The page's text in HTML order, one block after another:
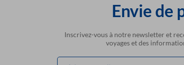
Envie de
Inscrivez-vous à notre newsletter et
voyages et des